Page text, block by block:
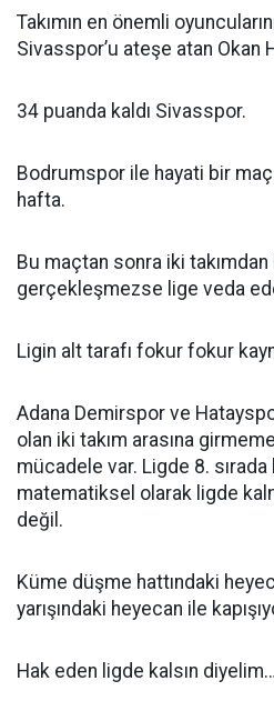
Takımın en önemli
Sivasspor’u ateşe atan Okan
34 puanda kaldı Sivasspor.
Bodrumspor ile hayati bir
hafta.
Bu maçtan sonra iki
gerçekleşmezse lige veda
Ligin alt tarafı fokur fokur
Adana Demirspor ve
olan iki takım arasına
mücadele var. Ligde 8.
matematiksel olarak ligde
değil.
Küme düşme hattındaki
yarışındaki heyecan ile
Hak eden ligde kalsın